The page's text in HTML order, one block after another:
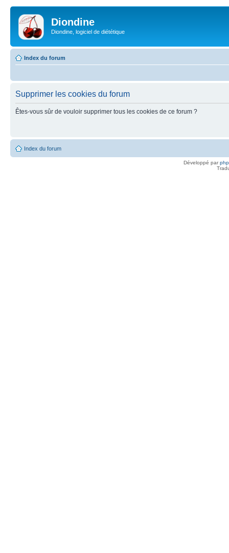
Diondine
Diondine, logiciel de diététique
Index du forum
Supprimer les cookies du forum
Êtes-vous sûr de vouloir supprimer tous les cookies de ce forum ?
Index du forum
Développé par